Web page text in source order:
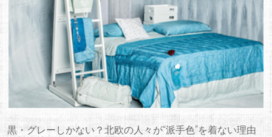
黒・グレーしかない？北欧の人々が“派手色”を着ない理由